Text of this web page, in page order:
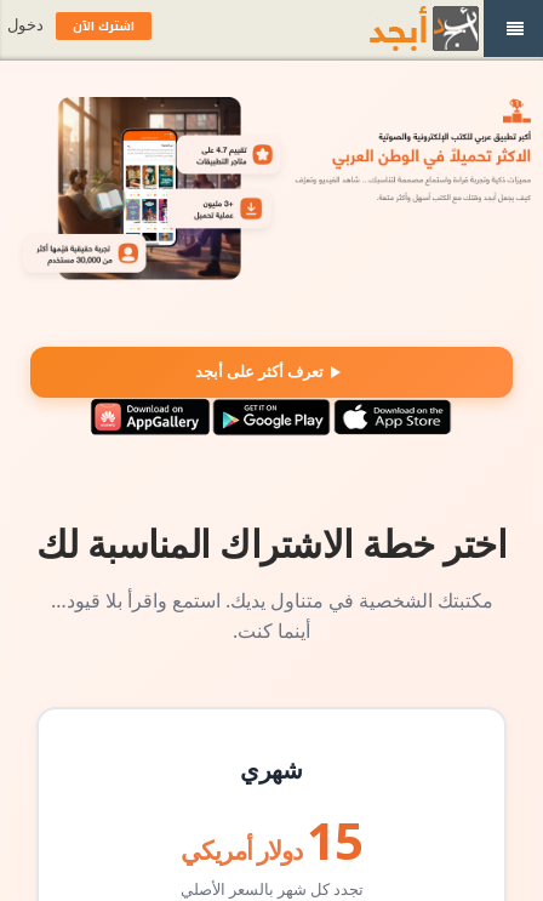
تعرف أكثر على أبجد
اختر خطة الاشتراك المناسبة لك
مكتبتك الشخصية في متناول يديك. استمع واقرأ بلا قيود…
أينما كنت.
شهري
15 دولار أمريكي
تجدد كل شهر بالسعر الأصلي
اشترك الآن دخول